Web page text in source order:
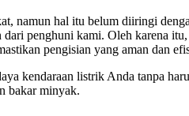
namun hal itu belum diiringi
penghuni kami. Oleh karena
pengisian yang aman dan
kendaraan listrik Anda tanpa
bakar minyak.